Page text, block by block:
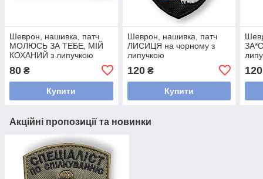
Шеврон, нашивка, патч
МОЛЮСЬ ЗА ТЕБЕ, МІЙ
КОХАНИЙ з липучкою
80 ₴
Купити
Шеврон, нашивка, патч
ЛИСИЦЯ на чорному з
липучкою
120₴
Купити
120
Акційні пропозиції та новинки